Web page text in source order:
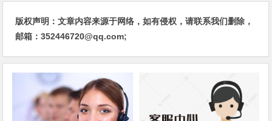
版权声明：文章内容来源于网络，如有侵权，请联系我们删除，
邮箱：352446720@qq.com;